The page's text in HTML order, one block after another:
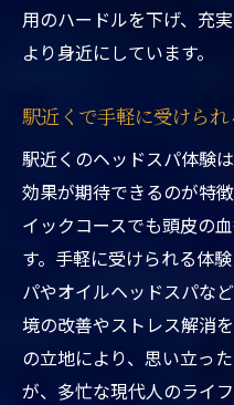
東京都台東区ヘ
でも効果的
東京都台東区ヘ
身をリセット
駅近くで実感で
クゼーション
ヘッドスパ体験な
東京都台東区
利点と利便性
駅近くのヘッド
用のハードルを下げ、充
より身近にしています。
駅近くで手軽に受けら
駅近くのヘッドスパ体験
効果が期待できるのが特
イックコースでも頭皮の
す。手軽に受けられる体
パやオイルヘッドスパな
境の改善やストレス解消
の立地により、思い立っ
が、多忙な現代人のライ